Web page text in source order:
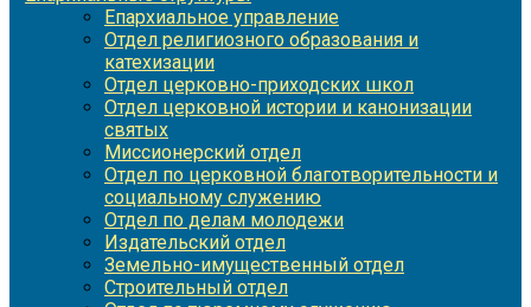
Епархиальное управление
Отдел религиозного образования и
катехизации
Отдел церковно-приходских школ
Отдел церковной истории и канонизации
святых
Миссионерский отдел
Отдел по церковной благотворительности и
социальному служению
Отдел по делам молодежи
Издательский отдел
Земельно-имущественный отдел
Строительный отдел